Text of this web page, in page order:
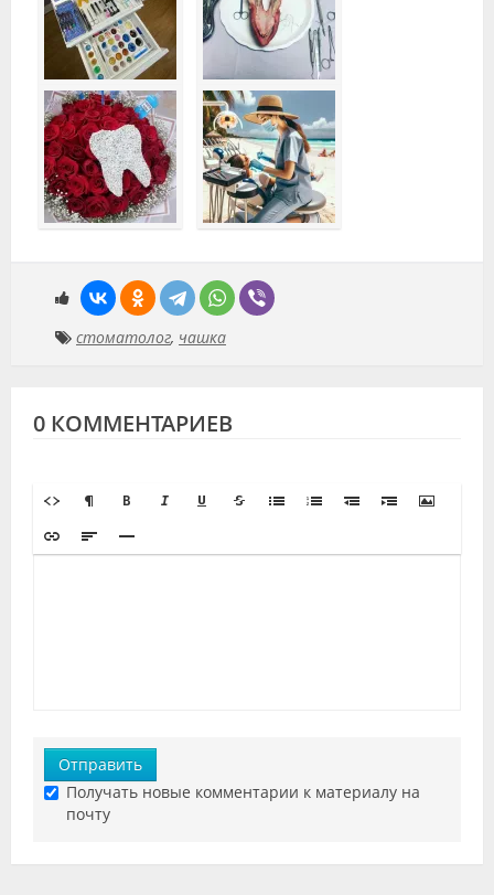
стоматолог, чашка
0 КОММЕНТАРИЕВ
Отправить
Получать новые комментарии к материалу на
почту